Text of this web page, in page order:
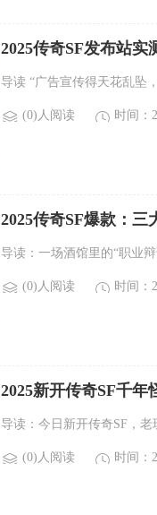
2025传奇SF发布站
导读 “广告宣传得天花乱坠
(0)人阅读 时间：
2025传奇SF爆款：
导读：一场酒馆里的“职业
(0)人阅读 时间：
2025新开传奇SF千
导读：今日新开传奇SF，
(0)人阅读 时间：